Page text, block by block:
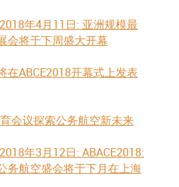
年4月11日: 亚洲规模最
会将于下周盛大开幕
在ABCE2018开幕式上发表
会议探索公务航空新未来
年3月12日: ABACE2018:
务航空盛会将于下月在上海